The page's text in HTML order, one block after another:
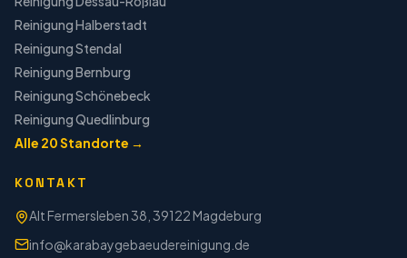
ReinigungHalberstadt
ReinigungStendal
ReinigungBernburg
ReinigungSchönebeck
ReinigungQuedlinburg
Alle 20Standorte →
KONTAKT
Alt Fermersleben 38, 39122 Magdeburg
info@karabaygebaeudereinigung.de